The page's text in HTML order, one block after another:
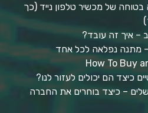
של מכשיר טלפון נייד (כך
– איך זה עובד?
מתנה נפלאה לכל אחד
How To Buy
כיצד הם יכולים לעזור לנו?
– כיצד בוחרים את החברה